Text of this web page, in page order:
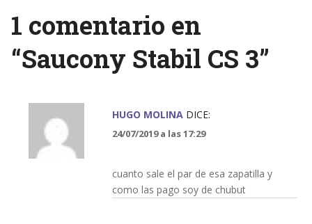
1 comentario en
“Saucony Stabil CS 3”
HUGO MOLINA DICE:
24/07/2019 a las 17:29
cuanto sale el par de esa zapatilla y
como las pago soy de chubut